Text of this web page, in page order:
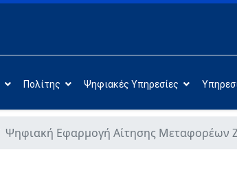
Πολίτης Ψηφιακές Υπηρεσίες
Ψηφιακή Εφαρμογή Αίτησης Μεταφορέων